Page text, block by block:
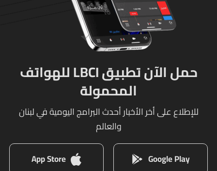
حمل الآن تطبيق LBCI للهواتف
المحمولة
للإطلاع على أخر الأخبار أحدث البرامج اليومية في لبنان
والعالم
Google Play
App Store